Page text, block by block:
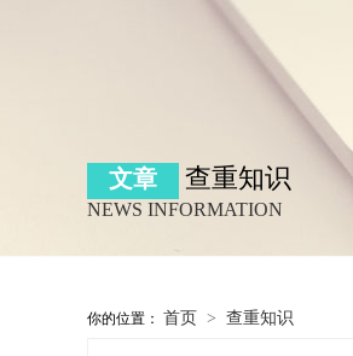
文章 查重知识
NEWS INFORMATION
你的位置： 首页 > 查重知识